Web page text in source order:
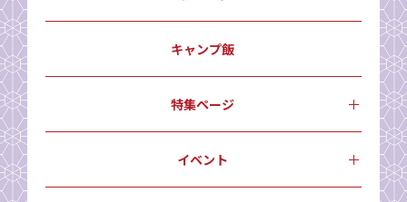
キャンプ飯
特集ページ
イベント